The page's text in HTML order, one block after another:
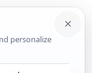
de